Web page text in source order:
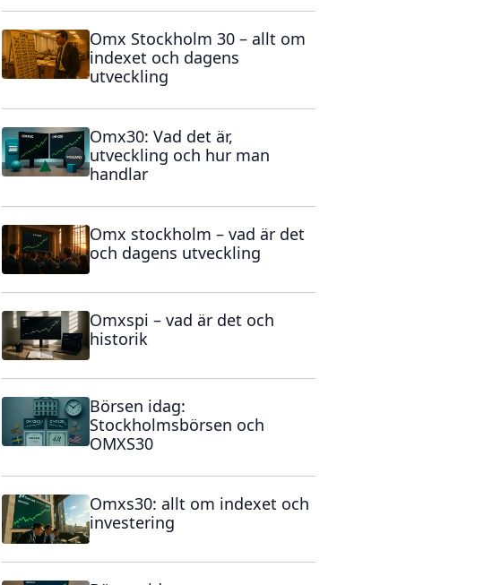
Omx Stockholm 30 – allt om
indexet och dagens
utveckling
Omx30: Vad det är,
utveckling och hur man
handlar
Omx stockholm – vad är det
och dagens utveckling
Omxspi – vad är det och
historik
Börsen idag:
Stockholmsbörsen och
OMXS30
Omxs30: allt om indexet och
investering